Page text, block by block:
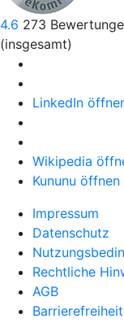
4.6 273
(insgesamt)
LinkedIn
Wikipedia
Kununu öffnen
Impressum
Datenschutz
Rechtliche
AGB
Barrierefreiheit